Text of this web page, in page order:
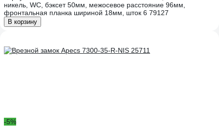
никель, WC, бэксет 50мм, межосевое расстояние 96мм,
фронтальная планка шириной 18мм, шток 6 79127
В корзину
-5%